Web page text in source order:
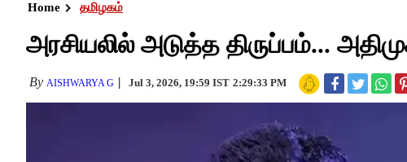
Home தமிழகம்
அரசியலில் அடுத்த திருப்பம்...
By AISHWARYA G Jul 3, 2026, 19:59 IST 2:29:33 PM